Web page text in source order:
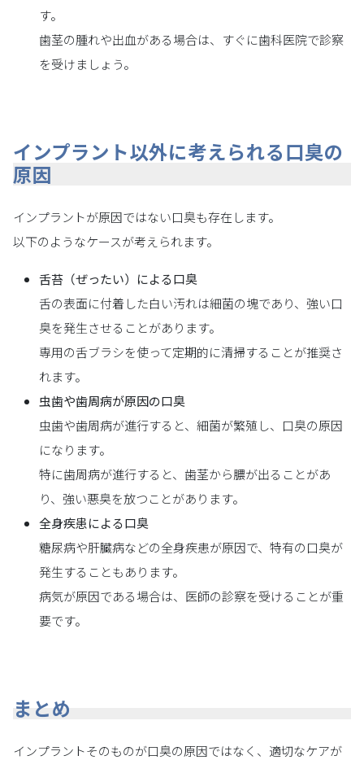
す。
歯茎の腫れや出血がある場合は、すぐに歯科医院で診察
を受けましょう。
インプラント以外に考えられる口臭の
原因
インプラントが原因ではない口臭も存在します。
以下のようなケースが考えられます。
舌苔（ぜったい）による口臭
舌の表面に付着した白い汚れは細菌の塊であり、強い口
臭を発生させることがあります。
専用の舌ブラシを使って定期的に清掃することが推奨さ
れます。
虫歯や歯周病が原因の口臭
虫歯や歯周病が進行すると、細菌が繁殖し、口臭の原因
になります。
特に歯周病が進行すると、歯茎から膿が出ることがあ
り、強い悪臭を放つことがあります。
全身疾患による口臭
糖尿病や肝臓病などの全身疾患が原因で、特有の口臭が
発生することもあります。
病気が原因である場合は、医師の診察を受けることが重
要です。
まとめ
インプラントそのものが口臭の原因ではなく、適切なケアが